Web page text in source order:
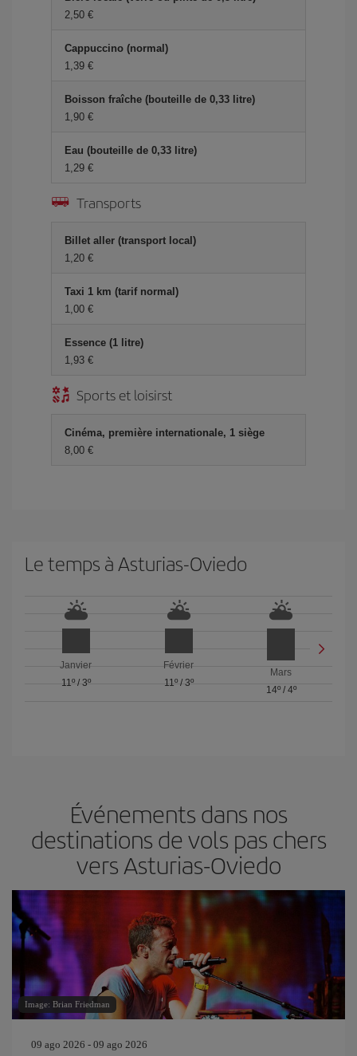
2,50 €
Cappuccino (normal)
1,39 €
Boisson fraîche (bouteille de 0,33 litre)
1,90 €
Eau (bouteille de 0,33 litre)
1,29 €
Transports
Billet aller (transport local)
1,20 €
Taxi 1 km (tarif normal)
1,00 €
Essence (1 litre)
1,93 €
Sports et loisirst
Cinéma, première internationale, 1 siège
8,00 €
Le temps à Asturias-Oviedo
Janvier
11º/ 3º
Février
11º/ 3º
Mars
14º/ 4º
Événements dans nos
destinations de vols pas chers
vers Asturias-Oviedo
Image: Brian Friedman
09 ago 2026 - 09 ago 2026